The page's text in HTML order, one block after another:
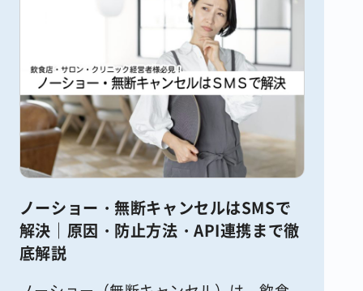
ノーショー・無断キャンセルはSMSで
解決｜原因・防止方法・API連携まで徹
底解説